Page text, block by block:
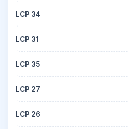
LCP 34
LCP 31
LCP 35
LCP 27
LCP 26